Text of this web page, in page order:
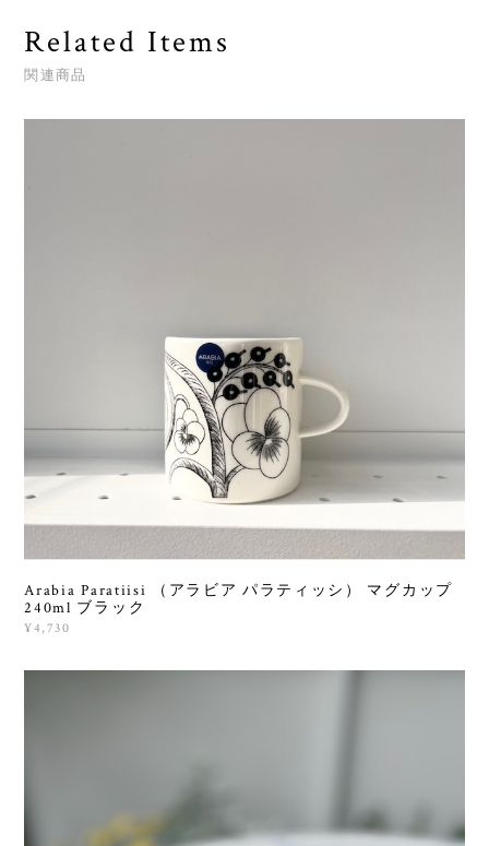
Related Items
関連商品
Arabia Paratiisi （アラビア パラティッシ） マグカップ
240ml ブラック
¥4,730